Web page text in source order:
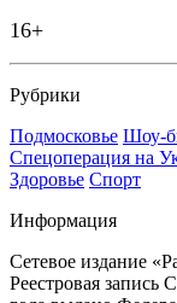
16+
Рубрики
Подмосковье Шоу-
Спецоперация на
Здоровье Спорт
Информация
Сетевое издание
Реестровая